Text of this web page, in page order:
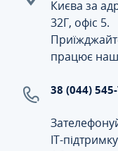
Києва за
32Г, офіс 5.
працює
38 (044)
ІТ-